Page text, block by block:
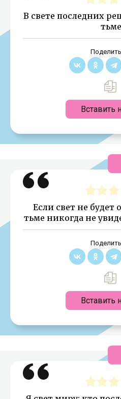
В свете последних
Вставить
Если свет не будет
тьме никогда не
Вставить